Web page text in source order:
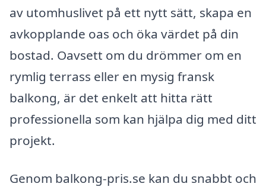
av utomhuslivet på ett nytt sätt, skapa en
avkopplande oas och öka värdet på din
bostad. Oavsett om du drömmer om en
rymlig terrass eller en mysig fransk
balkong, är det enkelt att hitta rätt
professionella som kan hjälpa dig med ditt
projekt.
Genom balkong-pris.se kan du snabbt och